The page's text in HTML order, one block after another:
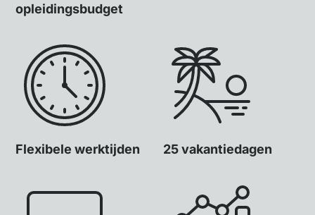
opleidingsbudget
Flexibele werktijden 25 vakantiedagen